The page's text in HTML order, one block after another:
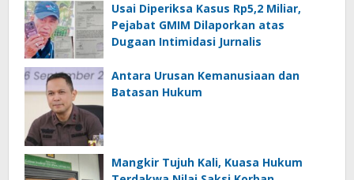
Usai Diperiksa Kasus Rp5,2 Miliar,
Pejabat GMIM Dilaporkan atas
Dugaan Intimidasi Jurnalis
Antara Urusan Kemanusiaan dan
Batasan Hukum
Mangkir Tujuh Kali, Kuasa Hukum